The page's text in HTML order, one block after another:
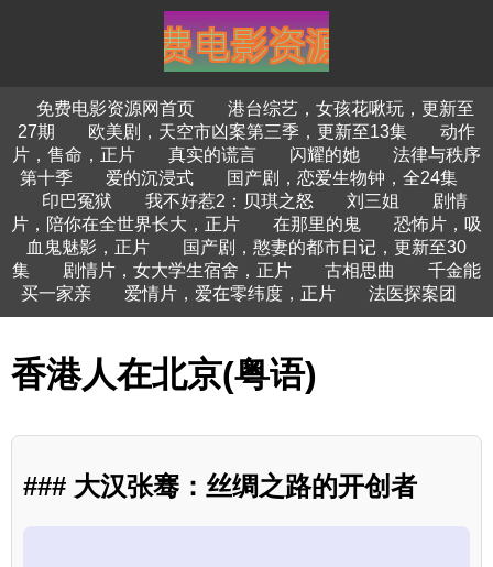
免费电影资源网首页
港台综艺，女孩花啾玩，更新至
27期
欧美剧，天空市凶案第三季，更新至13集
动作
片，售命，正片
真实的谎言 闪耀的她
法律与秩序
第十季
爱的沉浸式
国产剧，恋爱生物钟，全24集
印巴冤狱
我不好惹2：贝琪之怒 刘三姐
剧情
片，陪你在全世界长大，正片
在那里的鬼
恐怖片，吸
血鬼魅影，正片
国产剧，憨妻的都市日记，更新至30
集
剧情片，女大学生宿舍，正片 古相思曲
千金能
买一家亲
爱情片，爱在零纬度，正片 法医探案团
香港人在北京(粤语)
### 大汉张骞：丝绸之路的开创者